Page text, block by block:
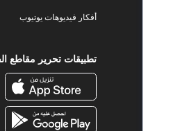
أفكار فيديوهات يوتيوب
تطبيقات تحرير مقاطع الفيديو